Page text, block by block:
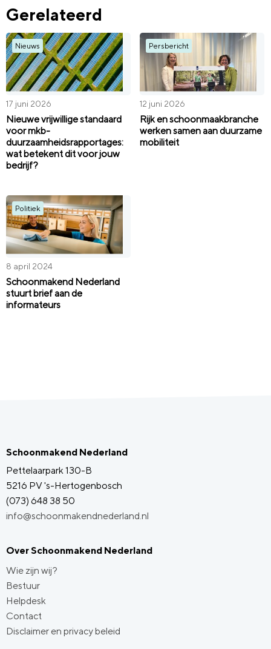
Gerelateerd
Nieuws
17 juni 2026
Nieuwe vrijwillige standaard
voor mkb-
duurzaamheidsrapportages:
wat betekent dit voor jouw
bedrijf?
Persbericht
12 juni 2026
Rijk en schoonmaakbranche
werken samen aan duurzame
mobiliteit
Politiek
8 april 2024
Schoonmakend Nederland
stuurt brief aan de
informateurs
Schoonmakend Nederland
Pettelaarpark 130-B
5216 PV 's-Hertogenbosch
(073) 648 38 50
info@schoonmakendnederland.nl
Over Schoonmakend Nederland
Wie zijn wij?
Bestuur
Helpdesk
Contact
Disclaimer en privacy beleid